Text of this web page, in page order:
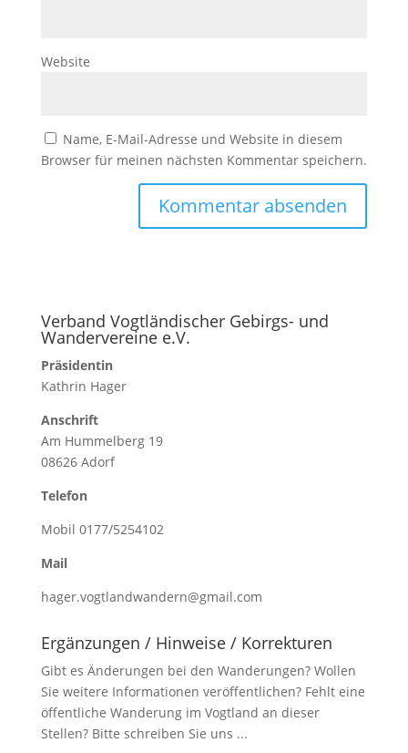
Website
Name, E-Mail-Adresse und Website in diesem
Browser für meinen nächsten Kommentar speichern.
Verband Vogtländischer Gebirgs- und
Wandervereine e.V.
Präsidentin
Kathrin Hager
Anschrift
Am Hummelberg 19
08626 Adorf
Telefon
Mobil 0177/5254102
Mail
hager.vogtlandwandern@gmail.com
Ergänzungen / Hinweise / Korrekturen
Gibt es Änderungen bei den Wanderungen? Wollen
Sie weitere Informationen veröffentlichen? Fehlt eine
öffentliche Wanderung im Vogtland an dieser
Stellen? Bitte schreiben Sie uns ...